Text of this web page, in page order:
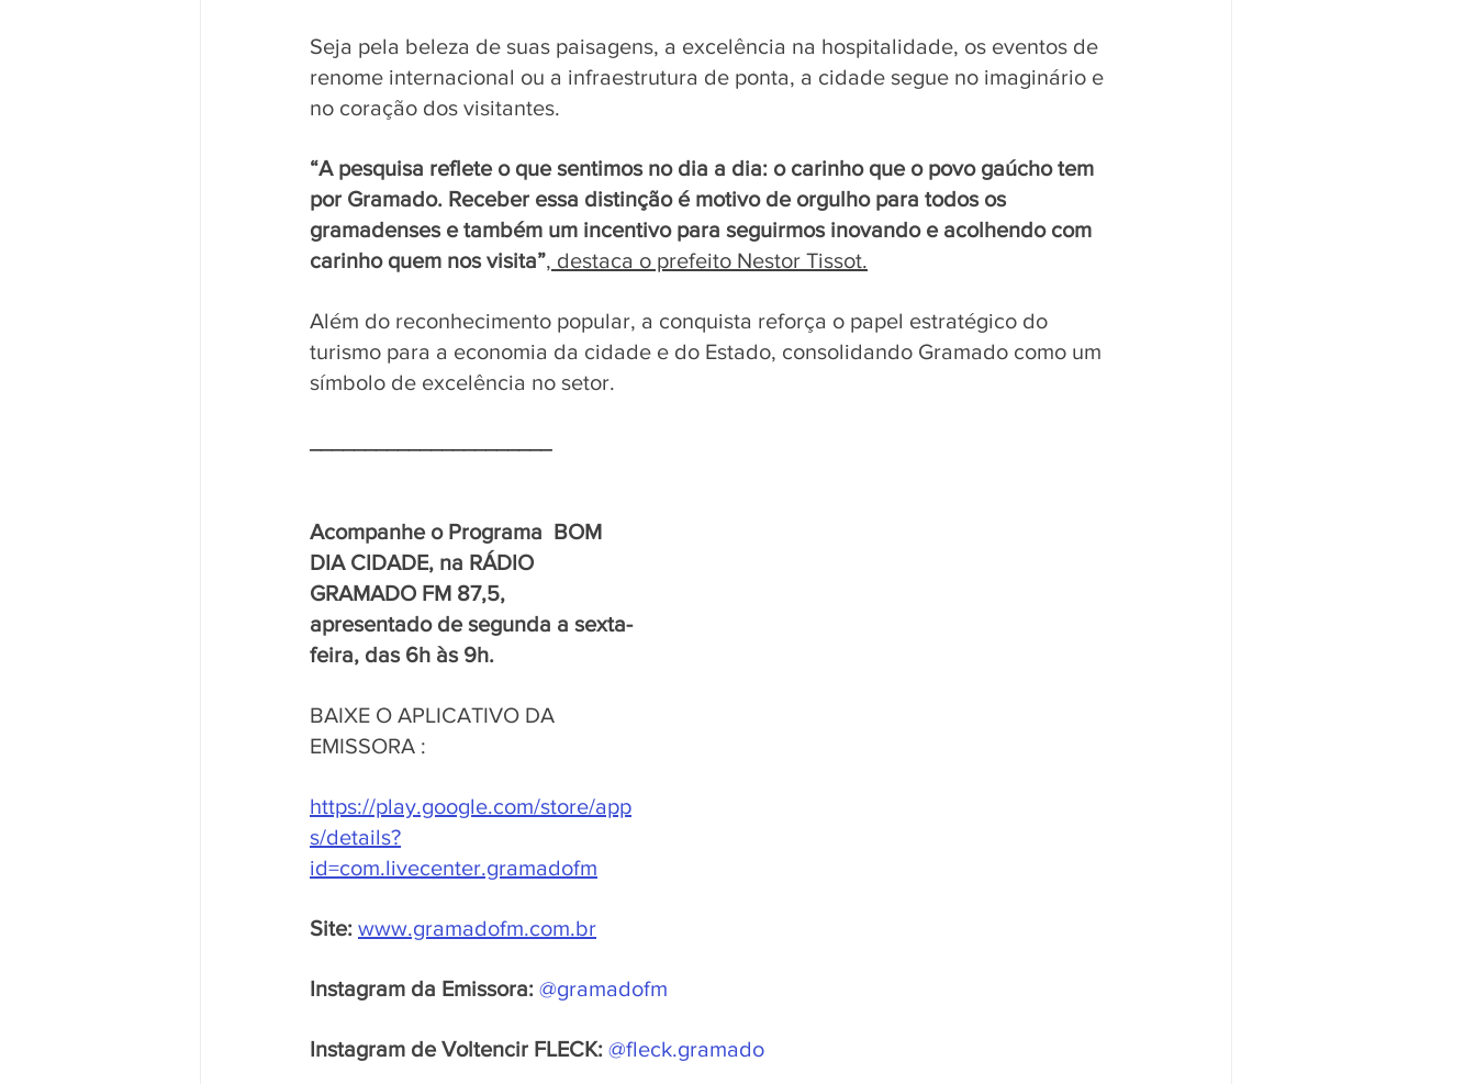
Seja pela beleza de suas paisagens, a excelência na hospitalidade, os eventos de
renome internacional ou a infraestrutura de ponta, a cidade segue no imaginário e
no coração dos visitantes.
“A pesquisa reflete o que sentimos no dia a dia: o carinho que o povo gaúcho tem
por Gramado. Receber essa distinção é motivo de orgulho para todos os
gramadenses e também um incentivo para seguirmos inovando e acolhendo com
carinho quem nos visita”, destaca o prefeito Nestor Tissot.
Além do reconhecimento popular, a conquista reforça o papel estratégico do
turismo para a economia da cidade e do Estado, consolidando Gramado como um
símbolo de excelência no setor.
Acompanhe o Programa  BOM
DIA CIDADE, na RÁDIO
GRAMADO FM 87,5,
apresentado de segunda a sexta-
feira, das 6h às 9h.
BAIXE O APLICATIVO DA
EMISSORA :
https://play.google.com/store/app
s/details?
id=com.livecenter.gramadofm
Site: www.gramadofm.com.br
Instagram da Emissora: @gramadofm
Instagram de Voltencir FLECK: @fleck.gramado